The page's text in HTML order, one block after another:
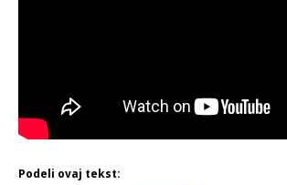
Podeli ovaj tekst: